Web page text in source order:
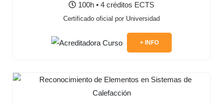
100h • 4 créditos ECTS
Certificado oficial por Universidad
+ INFO